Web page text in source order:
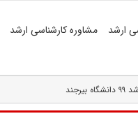
ارشد مشاوره کارشناسی ارشد